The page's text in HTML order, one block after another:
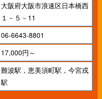
大阪府大阪市浪速区日本橋西
１－５－11
06-6643-8801
17,000円～
難波駅，恵美須町駅，今宮戎
駅